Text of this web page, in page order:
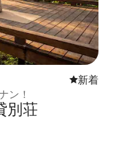
新しい宿
新着
ン！
別荘